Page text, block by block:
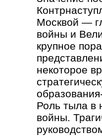
Москвой —
войны и
крупное
некоторое
Роль тыла в
войны.